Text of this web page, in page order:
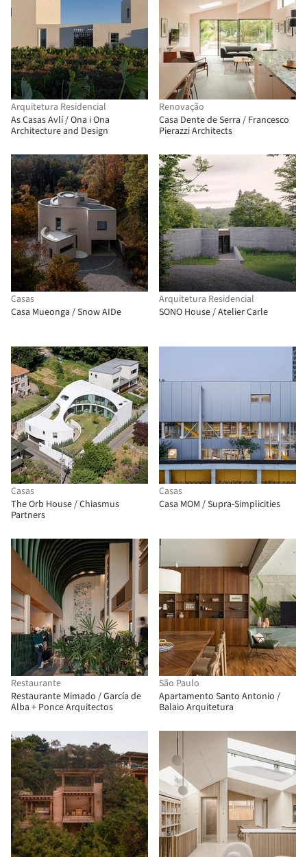
Arquitetura Residencial
As Casas Avlí / Ona i Ona
Architecture and Design
Renovação
Casa Dente de Serra / Francesco
Pierazzi Architects
Casas
Casa Mueonga / Snow AIDe
Arquitetura Residencial
SONO House / Atelier Carle
Casas
The Orb House / Chiasmus
Partners
Casas
Casa MOM / Supra-Simplicities
Restaurante
Restaurante Mimado / García de
Alba + Ponce Arquitectos
São Paulo
Apartamento Santo Antonio /
Balaio Arquitetura